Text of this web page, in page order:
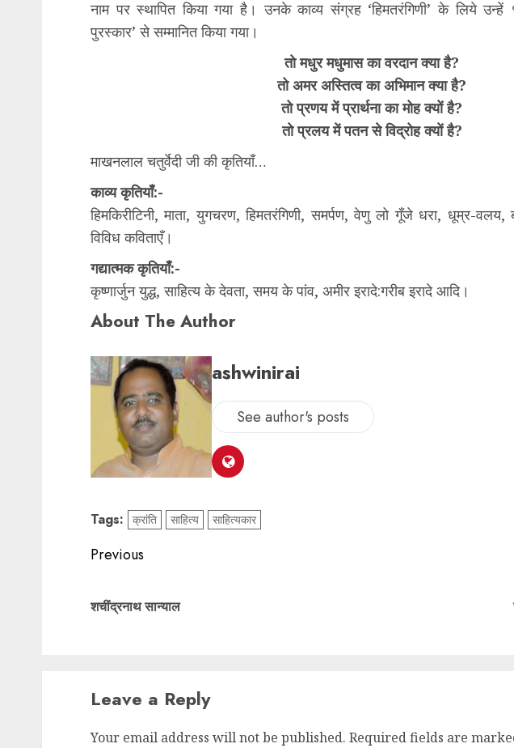
नाम पर स्थापित किया गया है। उनके काव्य संग्रह ‘हिमतरंगिणी’ के लिये उन्हें
पुरस्कार’ से सम्मानित किया गया।
तो मधुर मधुमास का वरदान क्या है?
तो अमर अस्तित्व का अभिमान क्या है?
तो प्रणय में प्रार्थना का मोह क्यों है?
तो प्रलय में पतन से विद्रोह क्यों है?
माखनलाल चतुर्वेदी जी की कृतियाँ…
काव्य कृतियाँ:-
हिमकिरीटिनी, माता, युगचरण, हिमतरंगिणी, समर्पण, वेणु लो गूँजे धरा, धूम्र-
विविध कविताएँ।
गद्यात्मक कृतियाँ:-
कृष्णार्जुन युद्ध, साहित्य के देवता, समय के पांव, अमीर इरादे:गरीब इरादे आदि।
About The Author
ashwinirai
See author's posts
Tags: क्रांति साहित्य साहित्यकार
Previous
शचींद्रनाथ सान्याल
Leave a Reply
Your email address will not be published. Required fields are